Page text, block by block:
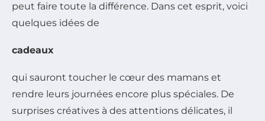
peut faire toute la différence. Dans cet esprit, voici
quelques idées de
cadeaux
qui sauront toucher le cœur des mamans et
rendre leurs journées encore plus spéciales. De
surprises créatives à des attentions délicates, il